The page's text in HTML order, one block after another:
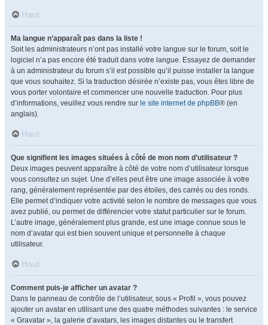
Haut
Ma langue n’apparaît pas dans la liste !
Soit les administrateurs n’ont pas installé votre langue sur le forum, soit le
logiciel n’a pas encore été traduit dans votre langue. Essayez de demander
à un administrateur du forum s’il est possible qu’il puisse installer la langue
que vous souhaitez. Si la traduction désirée n’existe pas, vous êtes libre de
vous porter volontaire et commencer une nouvelle traduction. Pour plus
d’informations, veuillez vous rendre sur le site internet de phpBB® (en
anglais).
Haut
Que signifient les images situées à côté de mon nom d’utilisateur ?
Deux images peuvent apparaître à côté de votre nom d’utilisateur lorsque
vous consultez un sujet. Une d’elles peut être une image associée à votre
rang, généralement représentée par des étoiles, des carrés ou des ronds.
Elle permet d’indiquer votre activité selon le nombre de messages que vous
avez publié, ou permet de différencier votre statut particulier sur le forum.
L’autre image, généralement plus grande, est une image connue sous le
nom d’avatar qui est bien souvent unique et personnelle à chaque
utilisateur.
Haut
Comment puis-je afficher un avatar ?
Dans le panneau de contrôle de l’utilisateur, sous « Profil », vous pouvez
ajouter un avatar en utilisant une des quatre méthodes suivantes : le service
« Gravatar », la galerie d’avatars, les images distantes ou le transfert